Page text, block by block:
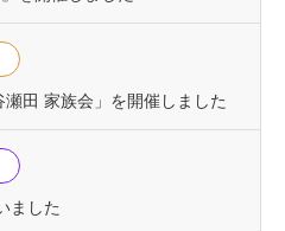
瀬田 家族会」を開催しました
ました